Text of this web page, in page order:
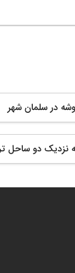
در سلمان شهر
نزدیک دو ساحل